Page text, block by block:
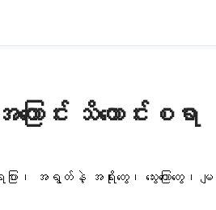
ြောင်း သိကောင်းစရာ
း၊ အရွတ်နဲ့ အရိုးတွေ၊ သွေးကြောတွေ၊